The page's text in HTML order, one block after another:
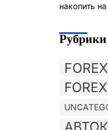
накопить
Рубрики
FOREX